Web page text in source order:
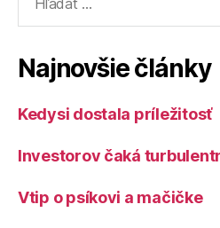
Najnovšie články
Kedysi dostala príležitosť
Investorov čaká
Vtip o psíkovi a mačičke